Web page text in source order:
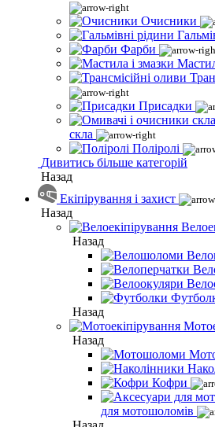
Очисники
Фарби
Присадки
скла
Поліролі
Дивитись більше категорій
Назад
Екіпірування і захист
Назад
Назад
Назад
Назад
Кофри
для мотошоломів